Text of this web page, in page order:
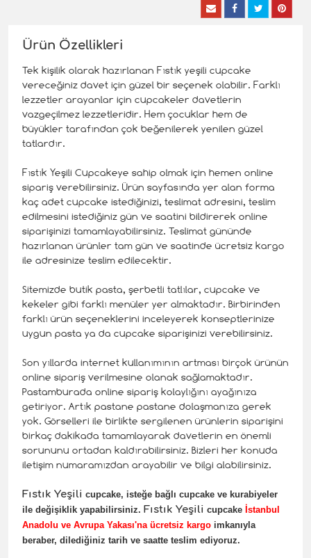
Ürün Özellikleri
Tek kişilik olarak hazırlanan Fıstık yeşili cupcake
vereceğiniz davet için güzel bir seçenek olabilir. Farklı
lezzetler arayanlar için cupcakeler davetlerin
vazgeçilmez lezzetleridir. Hem çocuklar hem de
büyükler tarafından çok beğenilerek yenilen güzel
tatlardır.
Fıstık Yeşili Cupcakeye sahip olmak için hemen online
sipariş verebilirsiniz. Ürün sayfasında yer alan forma
kaç adet cupcake istediğinizi, teslimat adresini, teslim
edilmesini istediğiniz gün ve saatini bildirerek online
siparişinizi tamamlayabilirsiniz. Teslimat gününde
hazırlanan ürünler tam gün ve saatinde ücretsiz kargo
ile adresinize teslim edilecektir.
Sitemizde butik pasta, şerbetli tatlılar, cupcake ve
kekeler gibi farklı menüler yer almaktadır. Birbirinden
farklı ürün seçeneklerini inceleyerek konseptlerinize
uygun pasta ya da cupcake siparişinizi verebilirsiniz.
Son yıllarda internet kullanımının artması birçok ürünün
online sipariş verilmesine olanak sağlamaktadır.
Pastamburada online sipariş kolaylığını ayağınıza
getiriyor. Artık pastane pastane dolaşmanıza gerek
yok. Görselleri ile birlikte sergilenen ürünlerin siparişini
birkaç dakikada tamamlayarak davetlerin en önemli
sorununu ortadan kaldırabilirsiniz. Bizleri her konuda
iletişim numaramızdan arayabilir ve bilgi alabilirsiniz.
Fıstık Yeşili cupcake, isteğe bağlı cupcake ve kurabiyeler
ile değişiklik yapabilirsiniz. Fıstık Yeşili cupcake İstanbul
Anadolu ve Avrupa Yakası'na ücretsiz kargo imkanıyla
beraber, dilediğiniz tarih ve saatte teslim ediyoruz.